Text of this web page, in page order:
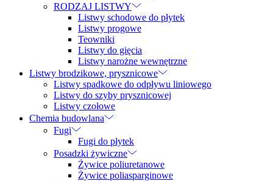
RODZAJ LISTWY
Listwy schodowe do płytek
Listwy progowe
Teowniki
Listwy do gięcia
Listwy narożne wewnętrzne
Listwy brodzikowe, prysznicowe
Listwy spadkowe do odpływu liniowego
Listwy do szyby prysznicowej
Listwy czołowe
Chemia budowlana
Fugi
Fugi do płytek
Posadzki żywiczne
Żywice poliuretanowe
Żywice poliasparginowe